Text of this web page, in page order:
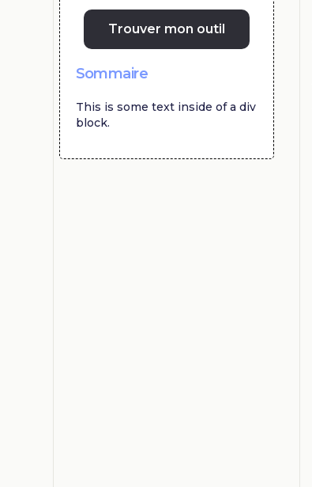
Trouver mon outil
Sommaire
This is some text inside of a div
block.